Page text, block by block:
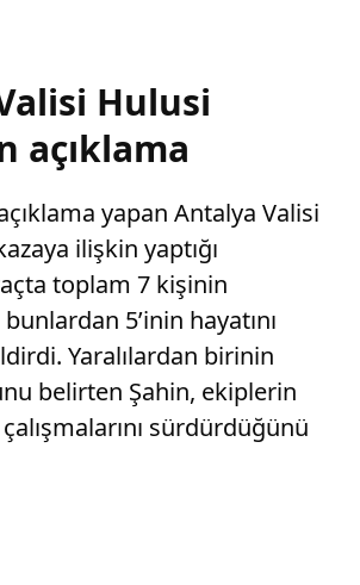
Hulusi
açıklama
yapan Antalya Valisi
ilişkin yaptığı
toplam 7 kişinin
5’inin hayatını
Yaralılardan birinin
belirten Şahin, ekiplerin
sürdürdüğünü